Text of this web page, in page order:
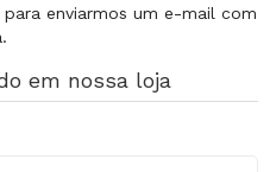
para enviarmos um e-mail com
em nossa loja